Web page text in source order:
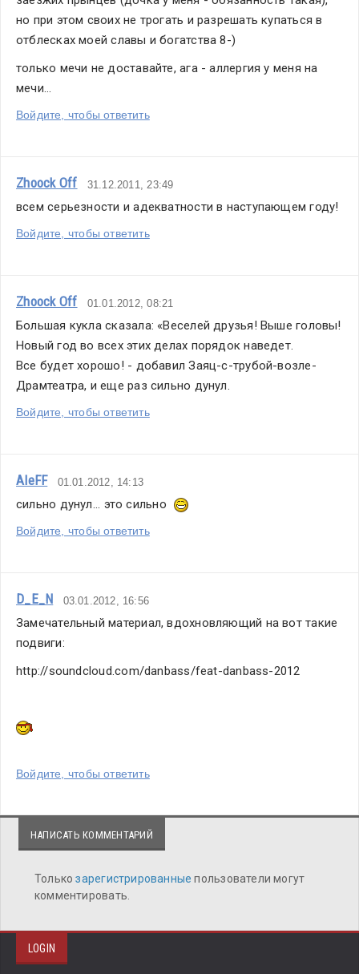
но при этом своих не трогать и разрешать купаться в
отблесках моей славы и богатства 8-)
только мечи не доставайте, ага - аллергия у меня на
мечи...
Войдите, чтобы ответить
Zhoock Off 31.12.2011, 23:49
всем серьезности и адекватности в наступающем году!
Войдите, чтобы ответить
Zhoock Off 01.01.2012, 08:21
Большая кукла сказала: «Веселей друзья! Выше головы!
Новый год во всех этих делах порядок наведет.
Все будет хорошо! - добавил Заяц-с-трубой-возле-
Драмтеатра, и еще раз сильно дунул.
Войдите, чтобы ответить
AleFF 01.01.2012, 14:13
сильно дунул... это сильно
Войдите, чтобы ответить
D_E_N 03.01.2012, 16:56
Замечательный материал, вдохновляющий на вот такие
подвиги:
http://soundcloud.com/danbass/feat-danbass-2012
Войдите, чтобы ответить
НАПИСАТЬ КОММЕНТАРИЙ
Толькозарегистрированныепользователи могут
комментировать.
LOGIN